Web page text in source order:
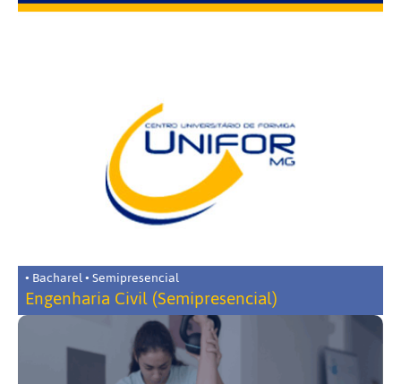
• Bacharel • Semipresencial
Engenharia Civil (Semipresencial)